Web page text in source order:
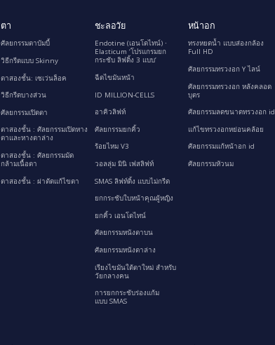
ตา
ศัลยกรรมตาบัมบี้
วิธีกรีดแบบ Skinny
ตาสองชั้น: เซเว่นล็อค
วิธีกรีดบางส่วน
ศัลยกรรมเปิดตา
ตาสองชั้น : ศัลยกรรมเปิดหาง
ตาและหางตาล่าง
ตาสองชั้น : ศัลยกรรมมัด
กล้ามเนื้อตา
ตาสองชั้น : ผ่าตัดแก้ไขตา
ชะลอวัย
Endotine (เอนโดไทน์) ∙
Elasticum ‘โปรแกรมยก
กระชับ ลิฟติ้ง 3 แบบ’
ฉีดไขมันหน้า
ID MILLION-CELLS
อาคิวลิฟท์
ศัลยกรรมยกคิ้ว
ร้อยไหม V3
วอลลุ่ม มินิ เฟสลิฟท์
SMAS ลิฟท์ติ้ง แบบไม่กรีด
ยกกระชับใบหน้าคุณผู้หญิง
ยกคิ้ว เอนโดไทน์
ศัลยกรรมหนังตาบน
ศัลยกรรมหนังตาล่าง
เรียงไขมันใต้ตาใหม่ สำหรับ
วัยกลางคน
การยกกระชับร่องแก้ม
แบบ SMAS
หน้าอก
ทรงหยดน้ำ แบบส่องกล้อง
Full HD
ศัลยกรรมทรวงอก Y ไลน์
ศัลยกรรมทรวงอก หลังคลอด
บุตร
ศัลยกรรมลดขนาดทรวงอก id
แก้ไขทรวงอกหย่อนคล้อย
ศัลยกรรมแก้หน้าอก id
ศัลยกรรมหัวนม